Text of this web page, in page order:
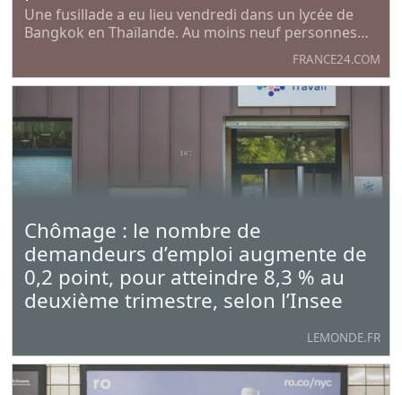
Une fusillade a eu lieu vendredi dans un lycée de
Bangkok en Thaïlande. Au moins neuf personnes
sont mortes, dont le tireur présumé - un adolescent
scolarisé dans l'établissement. Quinze élèves ton
également été blessés.
FRANCE24.COM
Chômage : le nombre de
demandeurs d’emploi augmente de
0,2 point, pour atteindre 8,3 % au
deuxième trimestre, selon l’Insee
LEMONDE.FR